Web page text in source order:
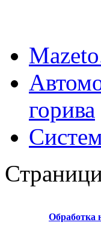
горива
Обработка